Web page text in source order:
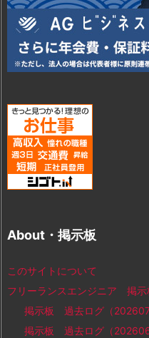
About・掲示板
このサイトについて
フリーランスエンジニア 掲示
掲示板 過去ログ（
掲示板 過去ログ（